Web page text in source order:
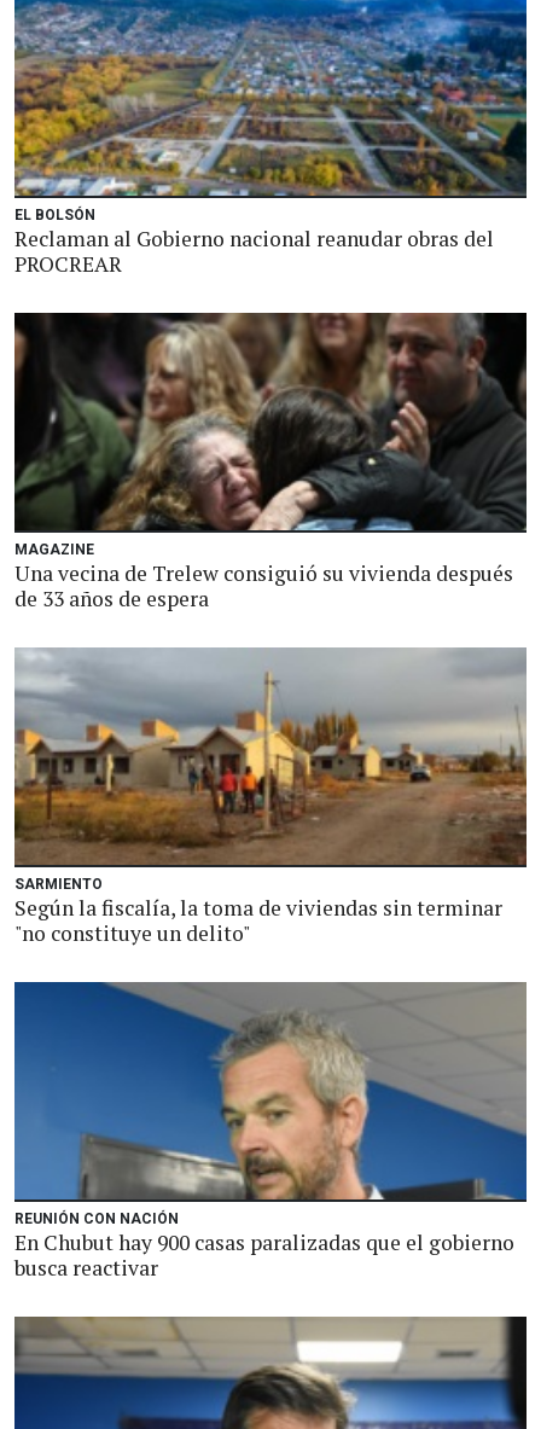
EL BOLSÓN
Reclaman al Gobierno nacional reanudar obras del
PROCREAR
MAGAZINE
Una vecina de Trelew consiguió su vivienda después
de 33 años de espera
SARMIENTO
Según la fiscalía, la toma de viviendas sin terminar
"no constituye un delito"
REUNIÓN CON NACIÓN
En Chubut hay 900 casas paralizadas que el gobierno
busca reactivar